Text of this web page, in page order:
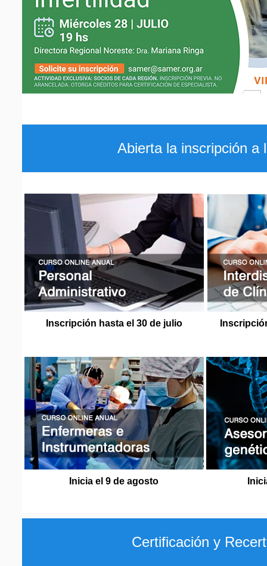
Abierta la inscripción a
Inscripción hasta el 30 de julio
Inicia el 9 de agosto
Certificación y